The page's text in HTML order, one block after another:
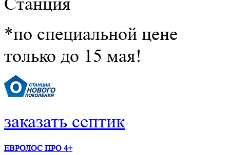
*по специальной цене
только до 15 мая!
заказать септик
ЕВРОЛОС ПРО 4+